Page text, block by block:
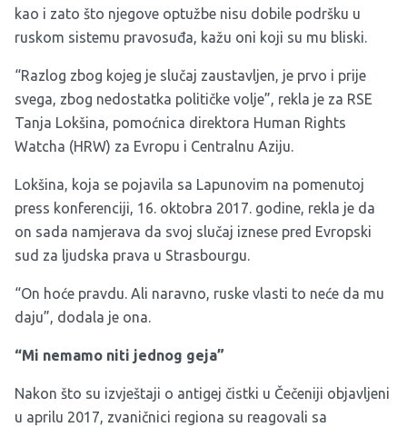
kao i zato što njegove optužbe nisu dobile podršku u
ruskom sistemu pravosuđa, kažu oni koji su mu bliski.
“Razlog zbog kojeg je slučaj zaustavljen, je prvo i prije
svega, zbog nedostatka političke volje”, rekla je za RSE
Tanja Lokšina, pomoćnica direktora Human Rights
Watcha (HRW) za Evropu i Centralnu Aziju.
Lokšina, koja se pojavila sa Lapunovim na pomenutoj
press konferenciji, 16. oktobra 2017. godine, rekla je da
on sada namjerava da svoj slučaj iznese pred Evropski
sud za ljudska prava u Strasbourgu.
“On hoće pravdu. Ali naravno, ruske vlasti to neće da mu
daju”, dodala je ona.
“Mi nemamo niti jednog geja”
Nakon što su izvještaji o antigej čistki u Čečeniji objavljeni
u aprilu 2017, zvaničnici regiona su reagovali sa